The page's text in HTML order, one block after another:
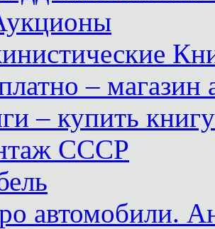
–
– купить
СССР
автомобили.